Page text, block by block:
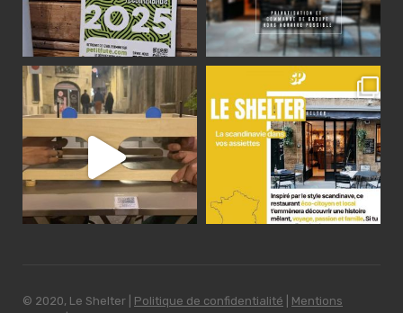
© 2020, Le Shelter | Politique de confidentialité
Mentions